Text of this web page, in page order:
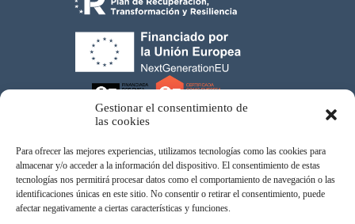
Gestionar el consentimiento de
las cookies
Para ofrecer las mejores experiencias, utilizamos tecnologías como las cookies para
almacenar y/o acceder a la información del dispositivo. El consentimiento de estas
tecnologías nos permitirá procesar datos como el comportamiento de navegación o las
identificaciones únicas en este sitio. No consentir o retirar el consentimiento, puede
afectar negativamente a ciertas características y funciones.
Atom Eco Fordwading, SL © 2026